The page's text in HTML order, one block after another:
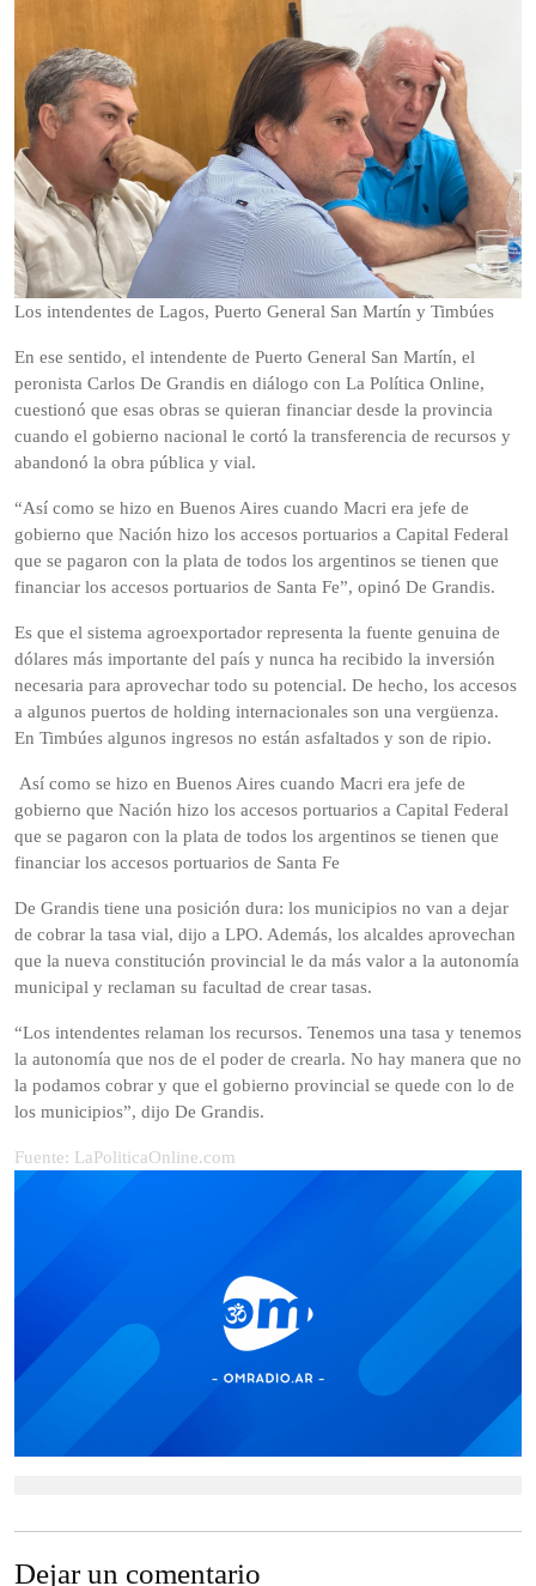
Los intendentes de Lagos, Puerto General San Martín y Timbúes
En ese sentido, el intendente de Puerto General San Martín, el
peronista Carlos De Grandis en diálogo con La Política Online,
cuestionó que esas obras se quieran financiar desde la provincia
cuando el gobierno nacional le cortó la transferencia de recursos y
abandonó la obra pública y vial.
“Así como se hizo en Buenos Aires cuando Macri era jefe de
gobierno que Nación hizo los accesos portuarios a Capital Federal
que se pagaron con la plata de todos los argentinos se tienen que
financiar los accesos portuarios de Santa Fe”, opinó De Grandis.
Es que el sistema agroexportador representa la fuente genuina de
dólares más importante del país y nunca ha recibido la inversión
necesaria para aprovechar todo su potencial. De hecho, los accesos
a algunos puertos de holding internacionales son una vergüenza.
En Timbúes algunos ingresos no están asfaltados y son de ripio.
Así como se hizo en Buenos Aires cuando Macri era jefe de
gobierno que Nación hizo los accesos portuarios a Capital Federal
que se pagaron con la plata de todos los argentinos se tienen que
financiar los accesos portuarios de Santa Fe
De Grandis tiene una posición dura: los municipios no van a dejar
de cobrar la tasa vial, dijo a LPO. Además, los alcaldes aprovechan
que la nueva constitución provincial le da más valor a la autonomía
municipal y reclaman su facultad de crear tasas.
“Los intendentes relaman los recursos. Tenemos una tasa y tenemos
la autonomía que nos de el poder de crearla. No hay manera que no
la podamos cobrar y que el gobierno provincial se quede con lo de
los municipios”, dijo De Grandis.
Fuente: LaPoliticaOnline.com
Dejar un comentario